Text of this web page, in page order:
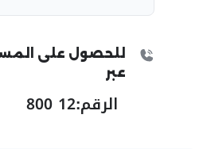
للحصول على
عبر
الرقم:800 12